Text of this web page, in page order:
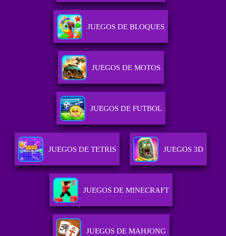
JUEGOS DE BLOQUES
JUEGOS DE MOTOS
JUEGOS DE FUTBOL
JUEGOS DE TETRIS JUEGOS 3D
JUEGOS DE MINECRAFT
JUEGOS DE MAHJONG